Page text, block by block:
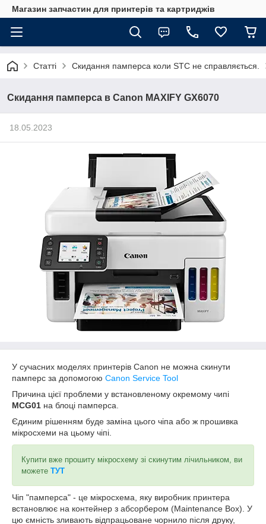
Магазин запчастин для принтерів та картриджів
Статті Скидання памперса коли STC не справляється.
Скидання памперса в Canon MAXIFY GX6070
18.05.2023
У сучасних моделях принтерів Canon не можна скинути
памперс за допомогою Canon Service Tool
Причина цієї проблеми у встановленому окремому чипі
MCG01 на блоці памперса.
Єдиним рішенням буде заміна цього чіпа або ж прошивка
мікросхеми на цьому чіпі.
Купити вже прошиту мікросхему зі скинутим лічильником, ви
можете ТУТ
Чіп "памперса" - це мікросхема, яку виробник принтера
встановлює на контейнер з абсорбером (Maintenance Box). У
цю ємність зливають відпрацьоване чорнило після друку,